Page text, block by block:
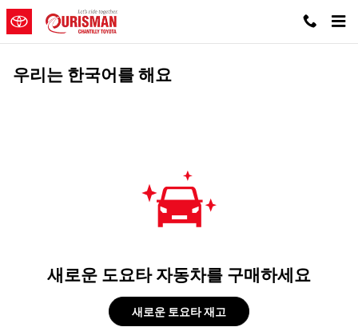
Skip to main content
우리는 한국어를 해요
새로운 도요타 자동차를 구매하세요
새로운 토요타 재고